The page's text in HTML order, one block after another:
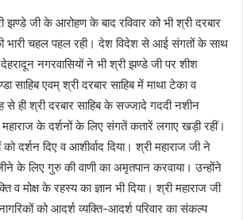
झण्डे जी के आरोहण के बाद रविवार को भी श्री दरबार
भारी चहल पहल रही। देश विदेश से आई संगतों के साथ
देहरादून नगरवासियों ने भी श्री झण्डे जी पर शीश
साहिब एवम् श्री दरबार साहिब में माथा टेका व
से ही श्री दरबार साहिब के सज्जादे गददी नशीन
के दर्शनों के लिए संगतें कतारें लगाए खड़ी रहीं।
दर्शन दिए व आशीर्वाद दिया। श्री महाराज जी ने
के लिए गुरु की वाणी का अमृतपान करवाया। उन्होंने
मोक्ष के रहस्य का ज्ञान भी दिया। श्री महाराज जी
को आदर्श व्यक्ति-आदर्श परिवार का संकल्प